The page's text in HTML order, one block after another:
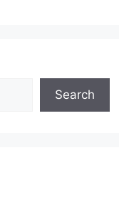
Search